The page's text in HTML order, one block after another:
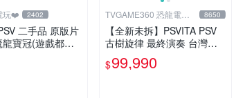
玩❤️ 2402
二手品 原版片
龍寶冠(遊戲都有
TVGAME360 恐龍電玩- 8650
【全新未拆】PSVITA PSV
古樹旋律 最終演奏 台灣知
名 音樂節奏遊戲 DEEMO R
EBORN 中文版 台中
$99,990